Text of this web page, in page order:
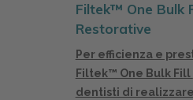
Filtek™ One Bulk
Restorative
Per efficienza e
Filtek™ One Bulk Fill
dentisti di